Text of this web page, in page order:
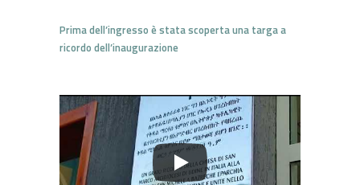
Prima dell’ingresso è stata scoperta una targa a
ricordo dell’inaugurazione